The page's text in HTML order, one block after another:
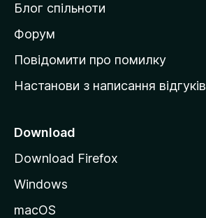
і
в
к
M
z
l
l
Блог спільноти
Форум
Повідомити про помилку
Настанови з написання відгуків
Download
Download Firefox
Windows
macOS